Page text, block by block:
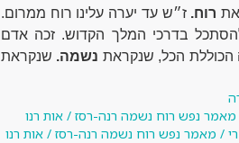
רוח. ז״ש עד יערה עלינו רוח ממרום.
בדרכי המלך הקדוש. זכה אדם
הכוללת הכל, שנקראת נשמה. שנקראת
נפש רוח נשמה רנה-רסז / אות רנו
/ מאמר נפש רוח נשמה רנה-רסז / אות רנו